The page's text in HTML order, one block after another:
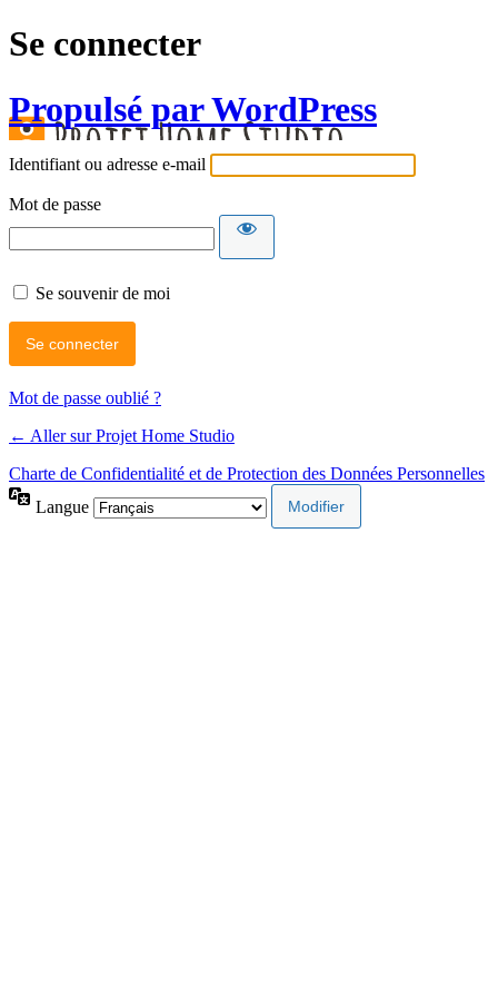
Se connecter
Propulsé par WordPress
Identifiant ou adresse e-mail
Mot de passe
Se souvenir de moi
Mot de passe oublié ?
← Aller sur Projet Home Studio
Charte de Confidentialité et de Protection des Données Personnelles
Langue